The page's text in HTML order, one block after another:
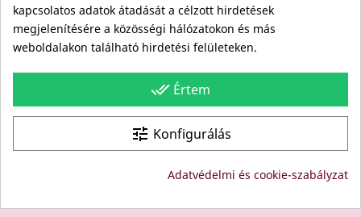
Kövess minket itt is!
Facebook
Site protected by reCAPTCHA.
© Copyright: Since 1994- "EDU" és "JUDY" Bt. - BODICO
kapcsolatos adatok átadását a célzott hirdetések
megjelenítésére a közösségi hálózatokon és más
weboldalakon található hirdetési felületeken.
done_all Értem
tune Konfigurálás
Adatvédelmi és cookie-szabályzat